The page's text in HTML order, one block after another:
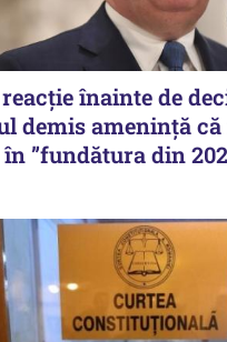
înainte de
demis amenință că
”fundătura din